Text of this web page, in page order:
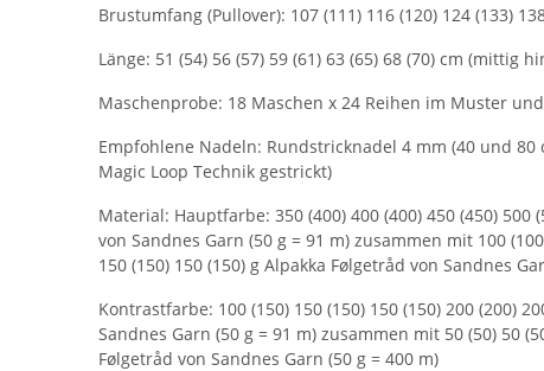
Brustumfang (Pullover): 107 (111) 116 (120) 124 (133)
Länge: 51 (54) 56 (57) 59 (61) 63 (65) 68 (70) cm (mittig
Maschenprobe: 18 Maschen x 24 Reihen im Muster
Empfohlene Nadeln: Rundstricknadel 4 mm (40 und
Magic Loop Technik gestrickt)
Material: Hauptfarbe: 350 (400) 400 (400) 450 (450) 500
von Sandnes Garn (50 g = 91 m) zusammen mit 100
150 (150) 150 (150) g Alpakka Følgetråd von Sandnes
Kontrastfarbe: 100 (150) 150 (150) 150 (150) 200 (200)
Sandnes Garn (50 g = 91 m) zusammen mit 50 (50) 50
Følgetråd von Sandnes Garn (50 g = 400 m)